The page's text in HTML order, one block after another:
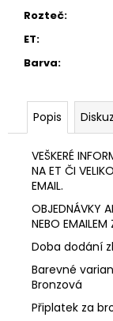
Rozteč:
ET:
Barva:
Popis
VEŠKERÉ
NA ET ČI
EMAIL.
OBJEDNÁVKY
NEBO EMAILEM
Doba dodání
Barevné
Bronzová
Připlatek za
725
Kč